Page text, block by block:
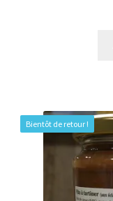
Bientôt de retour !